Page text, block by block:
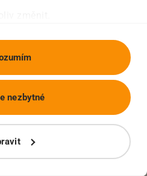
nezbytné